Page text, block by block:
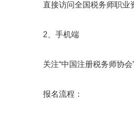
直接访问全国税务师职业资
2、手机端
关注“中国注册税务师协会”
报名流程：